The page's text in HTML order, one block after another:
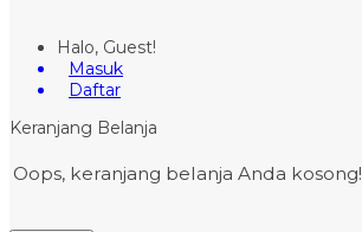
Halo, Guest!
Masuk
Daftar
Keranjang Belanja
Oops, keranjang belanja Anda kosong!